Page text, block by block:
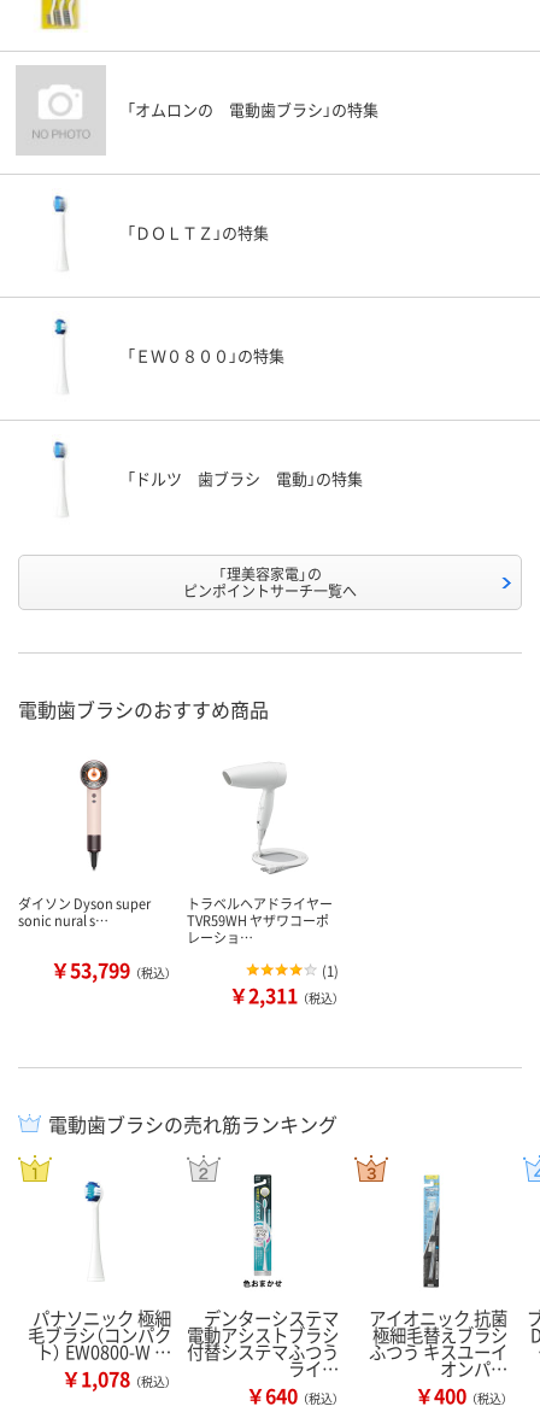
「オムロンの 電動歯ブラシ」の特集
「ＤＯＬＴＺ」の特集
「ＥＷ０８００」の特集
「ドルツ 歯ブラシ 電動」の特集
「理美容家電」の
ピンポイントサーチ一覧へ
電動歯ブラシのおすすめ商品
ダイソン Dyson super
sonic nural s…
￥53,799 （税込）
トラベルヘアドライヤー
TVR59WH ヤザワコーポ
レーショ…
(1)
￥2,311 （税込）
電動歯ブラシの売れ筋ランキング
パナソニック 極細
毛ブラシ（コンパク
ト） EW0800-W …
￥1,078 （税込）
デンターシステマ
電動アシストブラシ
付替システマふつう
ライ…
￥640 （税込）
アイオニック 抗菌
極細毛替えブラシ
ふつう キスユーイ
オンパ…
￥400 （税込）